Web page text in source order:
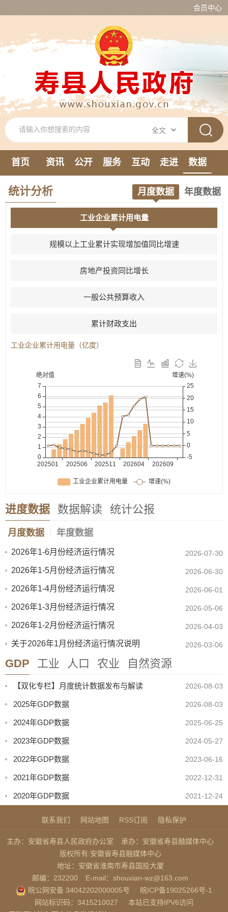
会员中心
首页 资讯 公开 服务 互动 走进 数据
新媒体
统计分析 月度数据 年度数据
工业企业累计用电量
规模以上工业累计实现增加值同比增速
房地产投资同比增长
一般公共预算收入
累计财政支出
工业企业累计用电量（亿度）
进度数据 数据解读 统计公报
月度数据 年度数据
2026年1-6月份经济运行情况 2026-07-30
2026年1-5月份经济运行情况 2026-06-30
2026年1-4月份经济运行情况 2026-06-01
2026年1-3月份经济运行情况 2026-05-06
2026年1-2月份经济运行情况 2026-04-03
关于2026年1月份经济运行情况说明 2026-03-06
GDP 工业 人口 农业 自然资源
【双化专栏】月度统计数据发布与解读 2026-08-03
2025年GDP数据 2026-08-03
2024年GDP数据 2025-06-25
2023年GDP数据 2024-05-27
2022年GDP数据 2023-06-16
2021年GDP数据 2022-12-31
2020年GDP数据 2021-12-24
联系我们 网站地图 RSS订阅 隐私保护
主办：安徽省寿县人民政府办公室
承办：安徽省寿县融媒体中心
版权所有:安徽省寿县融媒体中心
地址：安徽省淮南市寿县国投大厦
邮编：232200
E-mail：shouxian-wz@163.com
皖公网安备 34042202000005号
皖ICP备19025266号-1
网站标识码：3415210027
本站已支持IPV6访问